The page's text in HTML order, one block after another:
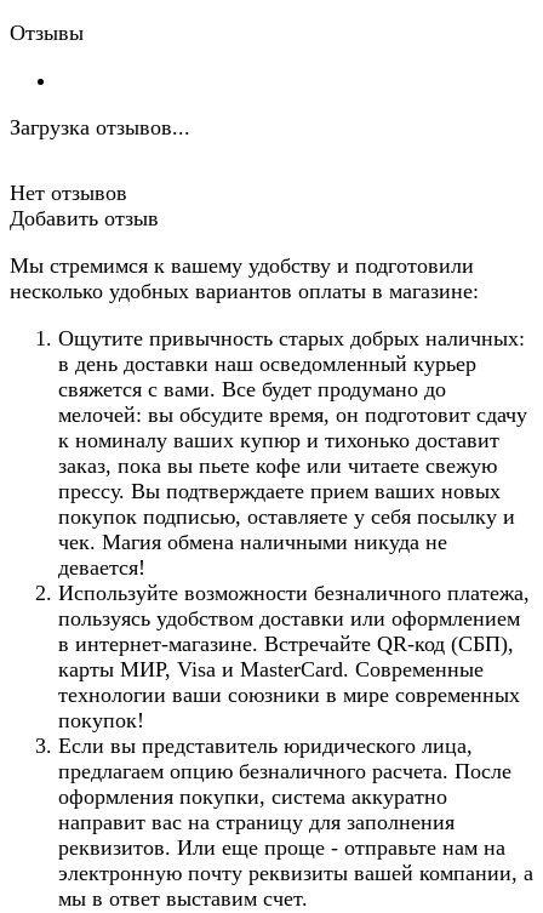
Отзывы
Загрузка отзывов...
Нет отзывов
Добавить отзыв
Мы стремимся к вашему удобству и подготовили
несколько удобных вариантов оплаты в магазине:
Ощутите привычность старых добрых наличных:
в день доставки наш осведомленный курьер
свяжется с вами. Все будет продумано до
мелочей: вы обсудите время, он подготовит сдачу
к номиналу ваших купюр и тихонько доставит
заказ, пока вы пьете кофе или читаете свежую
прессу. Вы подтверждаете прием ваших новых
покупок подписью, оставляете у себя посылку и
чек. Магия обмена наличными никуда не
девается!
Используйте возможности безналичного платежа,
пользуясь удобством доставки или оформлением
в интернет-магазине. Встречайте QR-код (СБП),
карты МИР, Visa и MasterCard. Современные
технологии ваши союзники в мире современных
покупок!
Если вы представитель юридического лица,
предлагаем опцию безналичного расчета. После
оформления покупки, система аккуратно
направит вас на страницу для заполнения
реквизитов. Или еще проще - отправьте нам на
электронную почту реквизиты вашей компании, а
мы в ответ выставим счет.